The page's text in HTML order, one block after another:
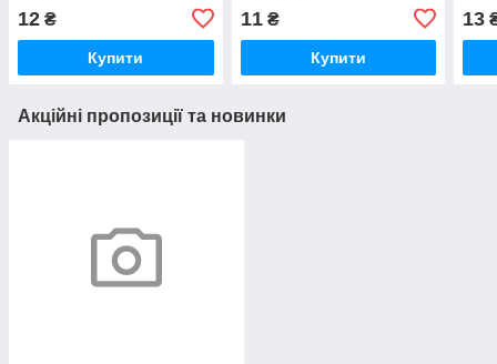
12 ₴
Купити
11₴
Купити
13
Акційні пропозиції та новинки